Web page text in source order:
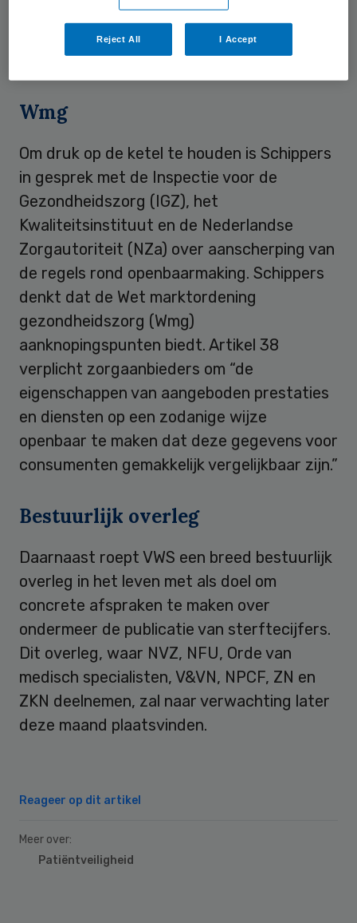
weten. “Mij is ook geen informatie bekend is
waaruit blijkt dat er concrete initiatieven
terzake in voorbereiding zijn.”
Wmg
Om druk op de ketel te houden is Schippers
in gesprek met de Inspectie voor de
Gezondheidszorg (IGZ), het
Kwaliteitsinstituut en de Nederlandse
Zorgautoriteit (NZa) over aanscherping van
de regels rond openbaarmaking. Schippers
denkt dat de Wet marktordening
gezondheidszorg (Wmg)
aanknopingspunten biedt. Artikel 38
verplicht zorgaanbieders om “de
eigenschappen van aangeboden prestaties
en diensten op een zodanige wijze
openbaar te maken dat deze gegevens voor
consumenten gemakkelijk vergelijkbaar zijn.”
Bestuurlijk overleg
Daarnaast roept VWS een breed bestuurlijk
overleg in het leven met als doel om
concrete afspraken te maken over
ondermeer de publicatie van sterftecijfers.
Dit overleg, waar NVZ, NFU, Orde van
medisch specialisten, V&VN, NPCF, ZN en
ZKN deelnemen, zal naar verwachting later
deze maand plaatsvinden.
Reageer op dit artikel
Meer over:
Patiëntveiligheid
Reject All I Accept